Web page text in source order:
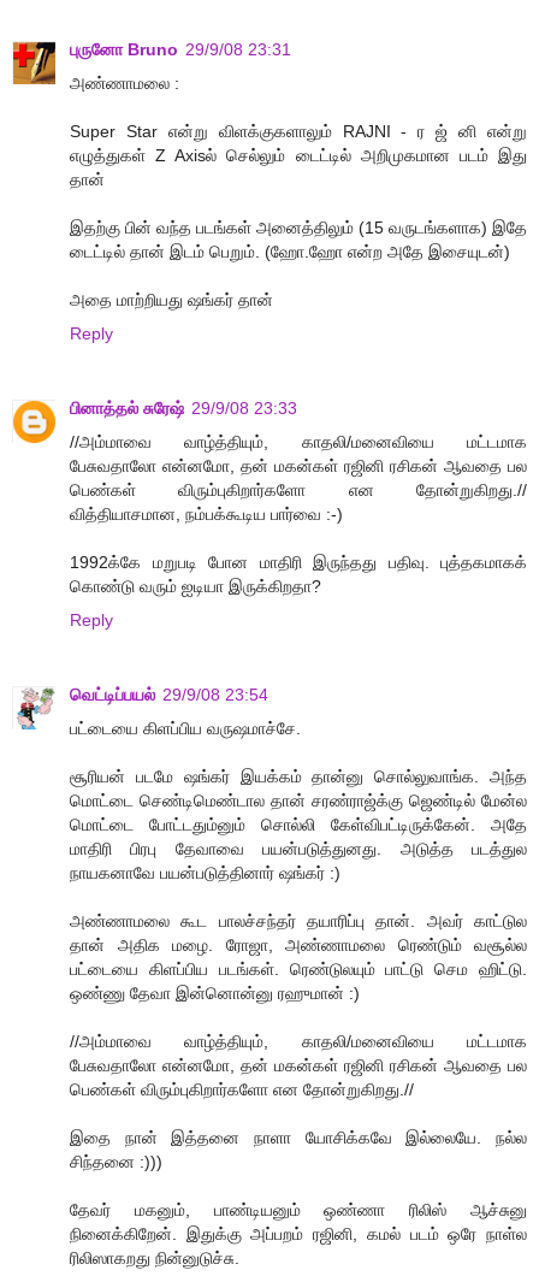
புருனோ Bruno 29/9/08 23:31
அண்ணாமலை :
Super Star என்று விளக்குகளாலும் RAJNI - ர ஜ் னி என்று
எழுத்துகள் Z Axisல் செல்லும் டைட்டில் அறிமுகமான படம் இது
தான்
இதற்கு பின் வந்த படங்கள் அனைத்திலும் (15 வருடங்களாக) இதே
டைட்டில் தான் இடம் பெறும். (ஹோ.ஹோ என்ற அதே இசையுடன்)
அதை மாற்றியது ஷங்கர் தான்
Reply
பினாத்தல் சுரேஷ் 29/9/08 23:33
//அம்மாவை வாழ்த்தியும், காதலி/மனைவியை மட்டமாக
பேசுவதாலோ என்னமோ, தன் மகன்கள் ரஜினி ரசிகன் ஆவதை பல
பெண்கள் விரும்புகிறார்களோ என தோன்றுகிறது.//
வித்தியாசமான, நம்பக்கூடிய பார்வை :-)
1992க்கே மறுபடி போன மாதிரி இருந்தது பதிவு. புத்தகமாகக்
கொண்டு வரும் ஐடியா இருக்கிறதா?
Reply
வெட்டிப்பயல் 29/9/08 23:54
பட்டையை கிளப்பிய வருஷமாச்சே.
சூரியன் படமே ஷங்கர் இயக்கம் தான்னு சொல்லுவாங்க. அந்த
மொட்டை செண்டிமெண்டால தான் சரண்ராஜ்க்கு ஜெண்டில் மேன்ல
மொட்டை போட்டதும்னும் சொல்லி கேள்விபட்டிருக்கேன். அதே
மாதிரி பிரபு தேவாவை பயன்படுத்துனது. அடுத்த படத்துல
நாயகனாவே பயன்படுத்தினார் ஷங்கர் :)
அண்ணாமலை கூட பாலச்சந்தர் தயாரிப்பு தான். அவர் காட்டுல
தான் அதிக மழை. ரோஜா, அண்ணாமலை ரெண்டும் வசூல்ல
பட்டையை கிளப்பிய படங்கள். ரெண்டுலயும் பாட்டு செம ஹிட்டு.
ஒண்ணு தேவா இன்னொன்னு ரஹுமான் :)
//அம்மாவை வாழ்த்தியும், காதலி/மனைவியை மட்டமாக
பேசுவதாலோ என்னமோ, தன் மகன்கள் ரஜினி ரசிகன் ஆவதை பல
பெண்கள் விரும்புகிறார்களோ என தோன்றுகிறது.//
இதை நான் இத்தனை நாளா யோசிக்கவே இல்லையே. நல்ல
சிந்தனை :)))
தேவர் மகனும், பாண்டியனும் ஒண்ணா ரிலிஸ் ஆச்சுனு
நினைக்கிறேன். இதுக்கு அப்பறம் ரஜினி, கமல் படம் ஒரே நாள்ல
ரிலிஸாகறது நின்னுடுச்சு.